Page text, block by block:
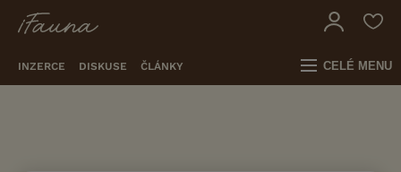
INZERCE DISKUSE ČLÁNKY CELÉ MENU